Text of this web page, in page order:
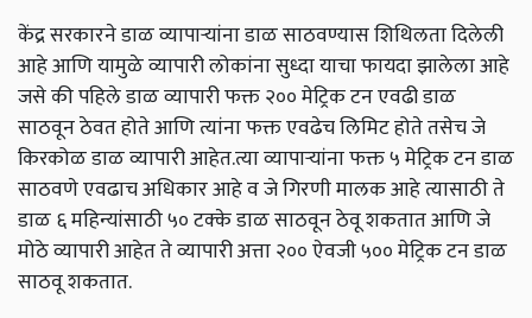
केंद्र सरकारने डाळ व्यापाऱ्यांना डाळ साठवण्यास शिथिलता दिलेली
आहे आणि यामुळे व्यापारी लोकांना सुध्दा याचा फायदा झालेला आहे
जसे की पहिले डाळ व्यापारी फक्त २०० मेट्रिक टन एवढी डाळ
साठवून ठेवत होते आणि त्यांना फक्त एवढेच लिमिट होते तसेच जे
किरकोळ डाळ व्यापारी आहेत.त्या व्यापाऱ्यांना फक्त ५ मेट्रिक टन डाळ
साठवणे एवढाच अधिकार आहे व जे गिरणी मालक आहे त्यासाठी ते
डाळ ६ महिन्यांसाठी ५० टक्के डाळ साठवून ठेवू शकतात आणि जे
मोठे व्यापारी आहेत ते व्यापारी अत्ता २०० ऐवजी ५०० मेट्रिक टन डाळ
साठवू शकतात.